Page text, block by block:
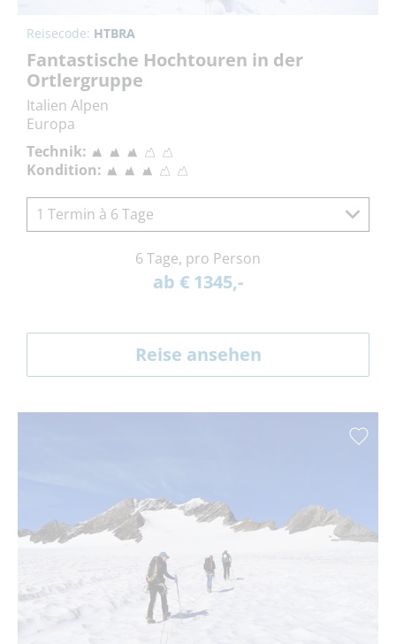
Reisecode: HTBRA
Fantastische Hochtouren in der
Ortlergruppe
Italien Alpen
Europa
Technik:
Kondition:
1 Termin à 6 Tage
6 Tage, pro Person
ab € 1345,-
Reise ansehen